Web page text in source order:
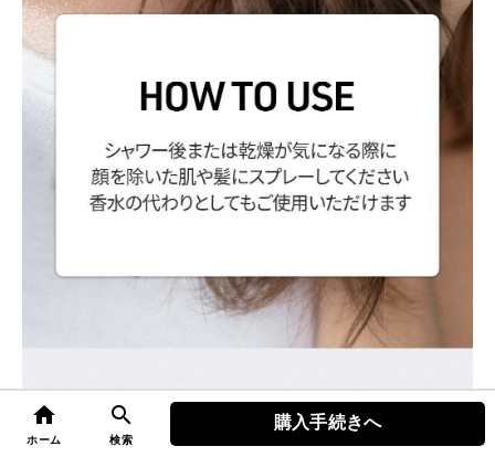
home
ホーム
search
検索
購入手続きへ